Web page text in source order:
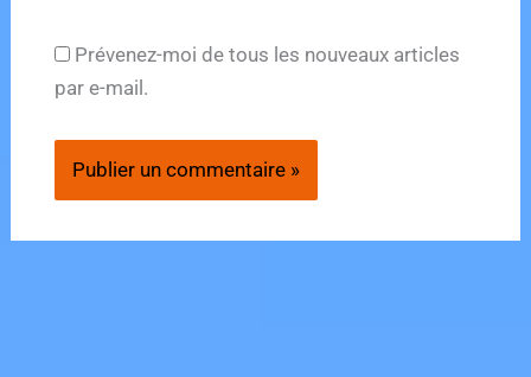
Prévenez-moi de tous les nouveaux articles
par e-mail.